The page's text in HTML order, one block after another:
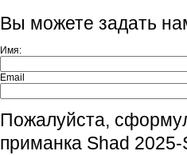
Вы можете задать
Имя:
Email
Пожалуйста,
приманка Shad